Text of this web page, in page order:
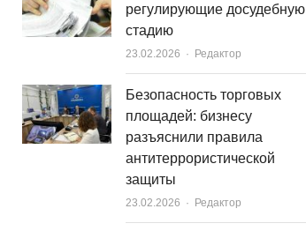
регулирующие досудебную
стадию
23.02.2026 Author
Редактор
Безопасность торговых
площадей: бизнесу
разъяснили правила
антитеррористической
защиты
23.02.2026 Author
Редактор